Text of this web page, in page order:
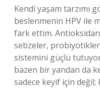
Kendi yaşam tarzımı
beslenmenin HPV ile
fark ettim. Antioksidan
sebzeler, probiyotikler
sistemini güçlü
bazen bir yandan da
sadece keyif için